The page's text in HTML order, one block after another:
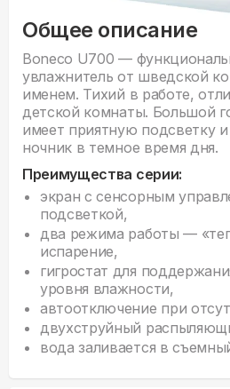
Общее описание
Boneco U700 —
увлажнитель от шведской
именем. Тихий в работе,
детской комнаты. Большой
имеет приятную подсветку
ночник в темное время дня.
Преимущества серии:
экран с сенсорным
подсветкой,
два режима работы —
испарение,
гигростат для
уровня влажности,
автоотключение при
двухструйный
вода заливается в